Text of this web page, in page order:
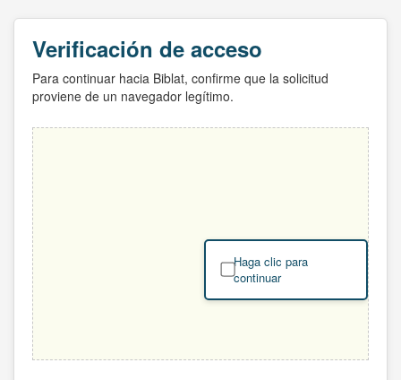
Verificación de acceso
Para continuar hacia Biblat, confirme que la solicitud
proviene de un navegador legítimo.
Haga clic para
continuar